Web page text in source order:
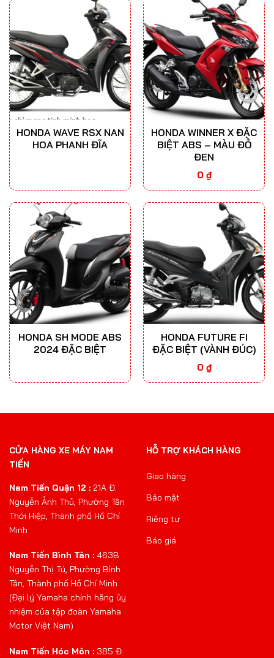
HONDA WAVE RSX NAN
HOA PHANH ĐĨA
HONDA WINNER X ĐẶC
BIỆT ABS – MÀU ĐỎ
ĐEN
0 ₫
HONDA SH MODE ABS
2024 ĐẶC BIỆT
HONDA FUTURE FI
ĐẶC BIỆT (VÀNH ĐÚC)
0 ₫
CỬA HÀNG XE MÁY NAM
TIẾN
Nam Tiến Quận 12 : 21A Đ.
Nguyễn Ảnh Thủ, Phường Tân
Thới Hiệp, Thành phố Hồ Chí
Minh
Nam Tiến Bình Tân : 463B
Nguyễn Thị Tú, Phường Bình
Tân, Thành phố Hồ Chí Minh
(Đại lý Yamaha chính hãng ủy
nhiệm của tập đoàn Yamaha
Motor Việt Nam)
Nam Tiến Hóc Môn : 385 Đ.
HỖ TRỢ KHÁCH HÀNG
Giao hàng
Bảo mật
Riêng tư
Báo giá